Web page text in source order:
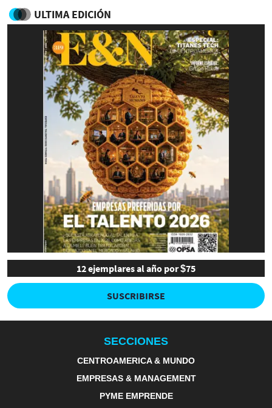
ULTIMA EDICIÓN
12 ejemplares al año por $75
SUSCRIBIRSE
SECCIONES
CENTROAMERICA & MUNDO
EMPRESAS & MANAGEMENT
PYME EMPRENDE